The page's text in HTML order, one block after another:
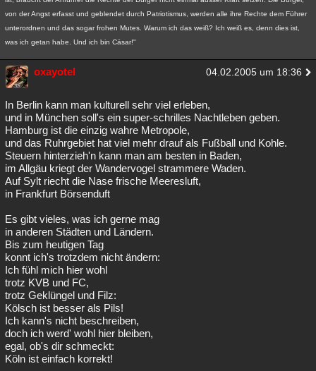
von der Angst erfasst und geblendet durch Patriotismus, werden alle ihre Rechte dem Führer
unterordnen und das sogar frohen Mutes. Warum ich das weiß? Ich weiß es, denn dies ist,
was ich getan habe. Und ich bin Cäsar!"
oxayotel 04.02.2005 um 18:36
In Berlin kann man kulturell sehr viel erleben,
und in München soll's ein super-schrilles Nachtleben geben.
Hamburg ist die einzig wahre Metropole,
und das Ruhrgebiet hat viel mehr drauf als Fußball und Kohle.
Steuern hinterzieh'n kann man am besten in Baden,
im Allgäu kriegt der Wandervogel strammere Waden.
Auf Sylt riecht die Nase frische Meeresluft,
in Frankfurt Börsenduft
Es gibt vieles, was ich gerne mag
in anderen Städten und Ländern.
Bis zum heutigen Tag
konnt ich's trotzdem nicht ändern:
Ich fühl mich hier wohl
trotz KVB und FC,
trotz Geklüngel und Filz:
Kölsch ist besser als Pils!
Ich kann's nicht beschreiben,
doch ich werd' wohl hier bleiben,
egal, ob's dir schmeckt:
Köln ist einfach korrekt!